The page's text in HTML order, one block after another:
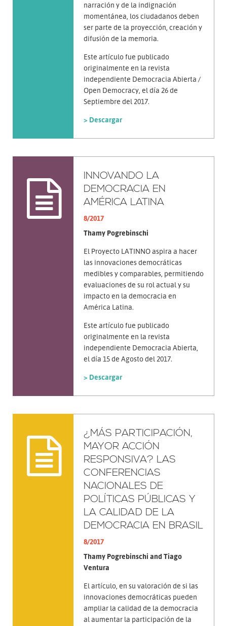
narración y de la indignación
momentánea, los ciudadanos deben
ser parte de la proyección, creación y
difusión de la memoria.
Este artículo fue publicado
originalmente en la revista
independiente Democracia Abierta /
Open Democracy, el día 26 de
Septiembre del 2017.
> Descargar
INNOVANDO LA
DEMOCRACIA EN
AMÉRICA LATINA
8/2017
Thamy Pogrebinschi
El Proyecto LATINNO aspira a hacer
las innovaciones democráticas
medibles y comparables, permitiendo
evaluaciones de su rol actual y su
impacto en la democracia en
América Latina.
Este artículo fue publicado
originalmente en la revista
independiente Democracia Abierta,
el día 15 de Agosto del 2017.
> Descargar
¿MÁS PARTICIPACIÓN,
MAYOR ACCIÓN
RESPONSIVA? LAS
CONFERENCIAS
NACIONALES DE
POLÍTICAS PÚBLICAS Y
LA CALIDAD DE LA
DEMOCRACIA EN BRASIL
8/2017
Thamy Pogrebinschi and Tiago
Ventura
El artículo, en su valoración de si las
innovaciones democráticas pueden
ampliar la calidad de la democracia
al aumentar la participación de la